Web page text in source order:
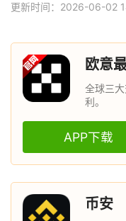
更新时间：2026-06-02
欧意
全球三
利。
APP下载
币安